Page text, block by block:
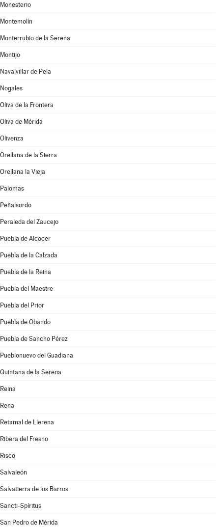
Monesterio
Montemolín
Monterrubio de la Serena
Montijo
Navalvillar de Pela
Nogales
Oliva de la Frontera
Oliva de Mérida
Olivenza
Orellana de la Sierra
Orellana la Vieja
Palomas
Peñalsordo
Peraleda del Zaucejo
Puebla de Alcocer
Puebla de la Calzada
Puebla de la Reina
Puebla del Maestre
Puebla del Prior
Puebla de Obando
Puebla de Sancho Pérez
Pueblonuevo del Guadiana
Quintana de la Serena
Reina
Rena
Retamal de Llerena
Ribera del Fresno
Risco
Salvaleón
Salvatierra de los Barros
Sancti-Spíritus
San Pedro de Mérida